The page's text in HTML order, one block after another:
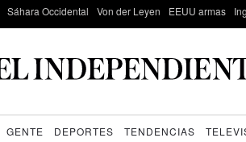
Sáhara Occidental Von der Leyen EEUU armas
GENTE DEPORTES TENDENCIAS